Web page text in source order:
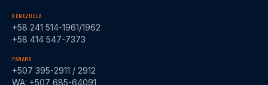
VENEZUELA
+58 241 514-1961/1962
+58 414 547-7373
PANAMÁ
+507 395-2911 / 2912
WA: +507 685-64091